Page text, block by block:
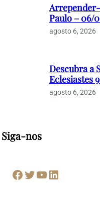
Paulo – 06/
agosto 6, 2026
Descubra a
Eclesiastes
agosto 6, 2026
Siga-nos
Facebook Twitter Youtube LinkedIn